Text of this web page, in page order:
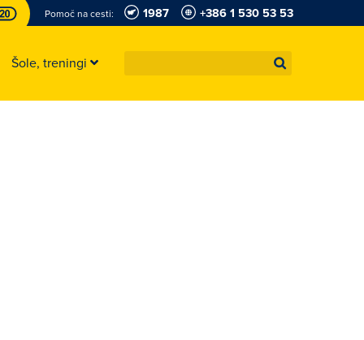
Pomoč na cesti: 1987 +386 1 530 53 53
Šole, treningi